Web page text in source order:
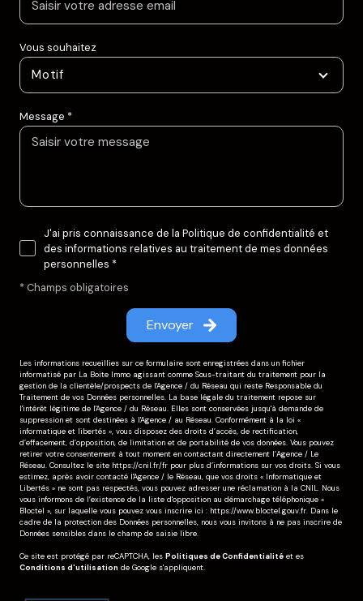
Vous souhaitez
Motif
Message *
J'ai pris connaissance de la Politique de confidentialité et
des informations relatives au traitement de mes données
personnelles *
* Champs obligatoires
Envoyer
Les informations recueillies sur ce formulaire sont enregistrées dans un fichier
informatisé par La Boite Immo agissant comme Sous-traitant du traitement pour la
gestion de la clientèle/prospects de l'Agence / du Réseau qui reste Responsable du
Traitement de vos Données personnelles. La base légale du traitement repose sur
l'intérêt légitime de l'Agence / du Réseau. Elles sont conservées jusqu'à demande de
suppression et sont destinées à l'Agence / au Réseau. Conformément à la loi «
informatique et libertés », vous disposez des droits d’accès, de rectification,
d’effacement, d’opposition, de limitation et de portabilité de vos données. Vous pouvez
retirer votre consentement à tout moment en contactant directement l’Agence / Le
Réseau. Consultez le site https://cnil.fr/fr pour plus d’informations sur vos droits. Si vous
estimez, après avoir contacté l'Agence / le Réseau, que vos droits « Informatique et
Libertés » ne sont pas respectés, vous pouvez adresser une réclamation à la CNIL. Nous
vous informons de l’existence de la liste d'opposition au démarchage téléphonique «
Bloctel », sur laquelle vous pouvez vous inscrire ici : https://www.bloctel.gouv.fr. Dans le
cadre de la protection des Données personnelles, nous vous invitons à ne pas inscrire de
Données sensibles dans le champ de saisie libre.
Ce site est protégé par reCAPTCHA, les Politiques de Confidentialité et es
Conditions d'utilisation de Google s'appliquent.